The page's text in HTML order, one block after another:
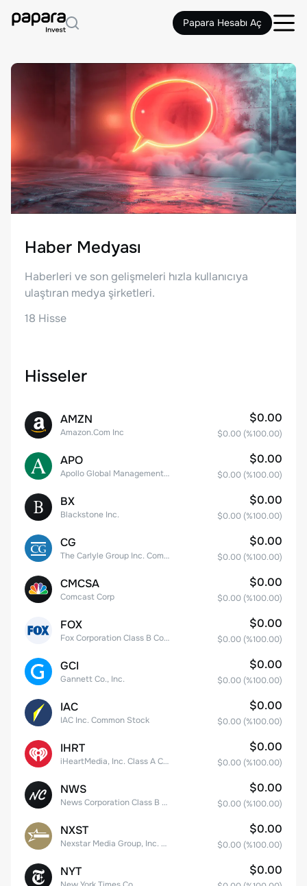
Papara Hesabı Aç
Haber Medyası
Haberleri ve son gelişmeleri hızla kullanıcıya
ulaştıran medya şirketleri.
18 Hisse
Hisseler
AMZN
Amazon.Com Inc
$0.00
$0.00 (%100.00)
APO
Apollo Global Management, Inc.
$0.00
$0.00 (%100.00)
BX
Blackstone Inc.
$0.00
$0.00 (%100.00)
CG
The Carlyle Group Inc. Common Stock
$0.00
$0.00 (%100.00)
CMCSA
Comcast Corp
$0.00
$0.00 (%100.00)
FOX
Fox Corporation Class B Common Stock
$0.00
$0.00 (%100.00)
GCI
Gannett Co., Inc.
$0.00
$0.00 (%100.00)
IAC
IAC Inc. Common Stock
$0.00
$0.00 (%100.00)
IHRT
iHeartMedia, Inc. Class A Common Stock
$0.00
$0.00 (%100.00)
NWS
News Corporation Class B Common Stock
$0.00
$0.00 (%100.00)
NXST
Nexstar Media Group, Inc. Common Stock
$0.00
$0.00 (%100.00)
NYT $0.00